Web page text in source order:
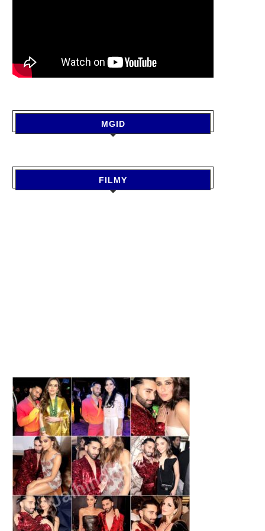
NEWS:अतीक अहमद के
बेटे की मौत, कार...
August 6, 2026
JHARKHAND NEWS :
छात्र सरकार से बातचीत...
MGID
FILMY